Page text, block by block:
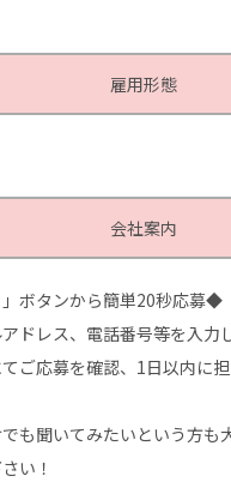
雇用形態
会社案内
ボタンから簡単20秒応募◆
ドレス、電話番号等を入力
ご応募を確認、1日以内に
も聞いてみたいという方
い！